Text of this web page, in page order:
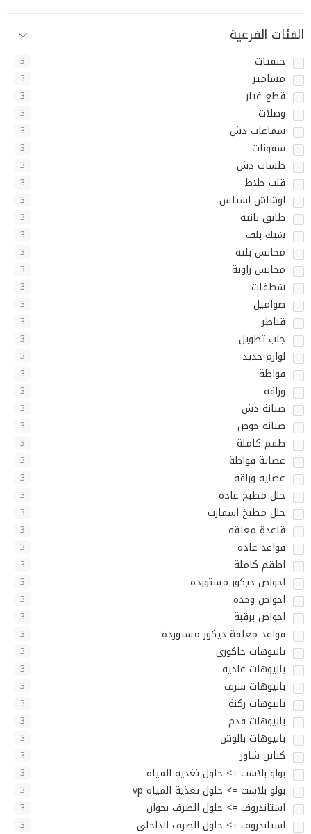
الفئات الفرعية
حنفيات 3
مسامير 3
قطع غيار 3
وصلات 3
سماعات دش 3
سفونات 3
طسات دش 3
قلب خلاط 3
اوشاش استلس 3
طابق بانيه 3
شيك بلف 3
محابس بلية 3
محابس زاوية 3
شطفات 3
صواميل 3
قناطر 3
جلب تطويل 3
لوازم حديد 3
فواطة 3
وراقة 3
صبانة دش 3
صبانة حوض 3
طقم كاملة 3
عصاية فواطة 3
عصاية وراقة 3
حلل مطبخ عادة 3
حلل مطبخ اسمارت 3
قاعدة معلقة 3
قواعد عادة 3
اطقم كاملة 3
احواض ديكور مستوردة 3
احواض وحدة 3
احواض برقبة 3
قواعد معلقة ديكور مستوردة 3
بانيوهات جاكوزى 3
بانيوهات عادية 3
بانيوهات سرف 3
بانيوهات ركنة 3
بانيوهات قدم 3
بانيوهات بالوش 3
كباين شاور 3
بولو بلاست => حلول تغذية المياه 3
بولو بلاست => حلول تغذية المياه vp 3
استاندروف => حلول الصرف بجوان 3
استاندروف => حلول الصرف الداخلى 3